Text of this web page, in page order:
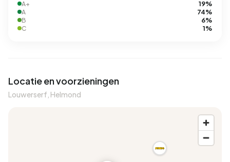
A+ 19%
A 74%
B 6%
C 1%
Locatie en voorzieningen
Louwerserf, Helmond